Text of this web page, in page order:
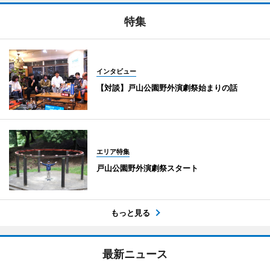
特集
インタビュー
【対談】戸山公園野外演劇祭始まりの話
エリア特集
戸山公園野外演劇祭スタート
もっと見る
最新ニュース